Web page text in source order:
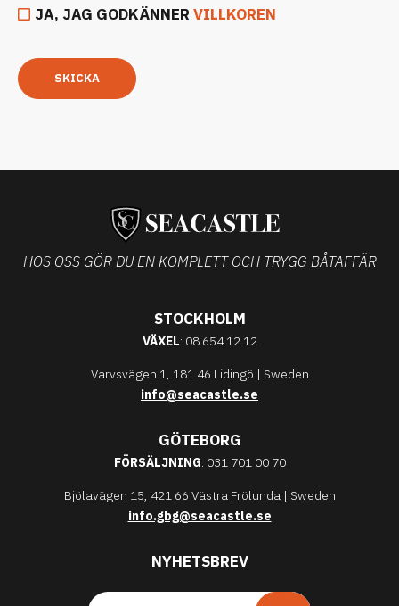
JA, JAG GODKÄNNER VILLKOREN
SKICKA
HOS OSS GÖR DU EN KOMPLETT OCH TRYGG BÅTAFFÄR
STOCKHOLM
VÄXEL: 08 654 12 12
Varvsvägen 1, 181 46 Lidingö | Sweden
info@seacastle.se
GÖTEBORG
FÖRSÄLJNING: 031 701 00 70
Bjölavägen 15, 421 66 Västra Frölunda | Sweden
info.gbg@seacastle.se
NYHETSBREV